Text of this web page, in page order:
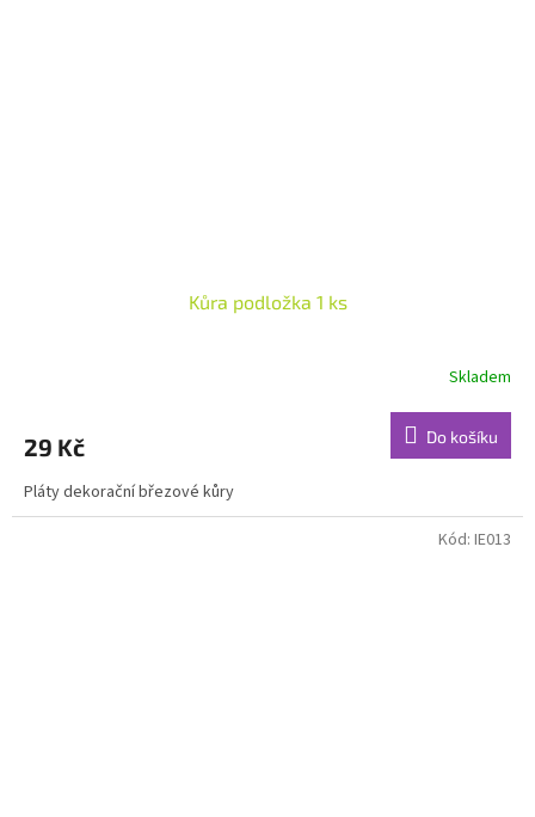
Kůra podložka 1 ks
Skladem
29 Kč Do košíku
Pláty dekorační březové kůry
Kód: IE013